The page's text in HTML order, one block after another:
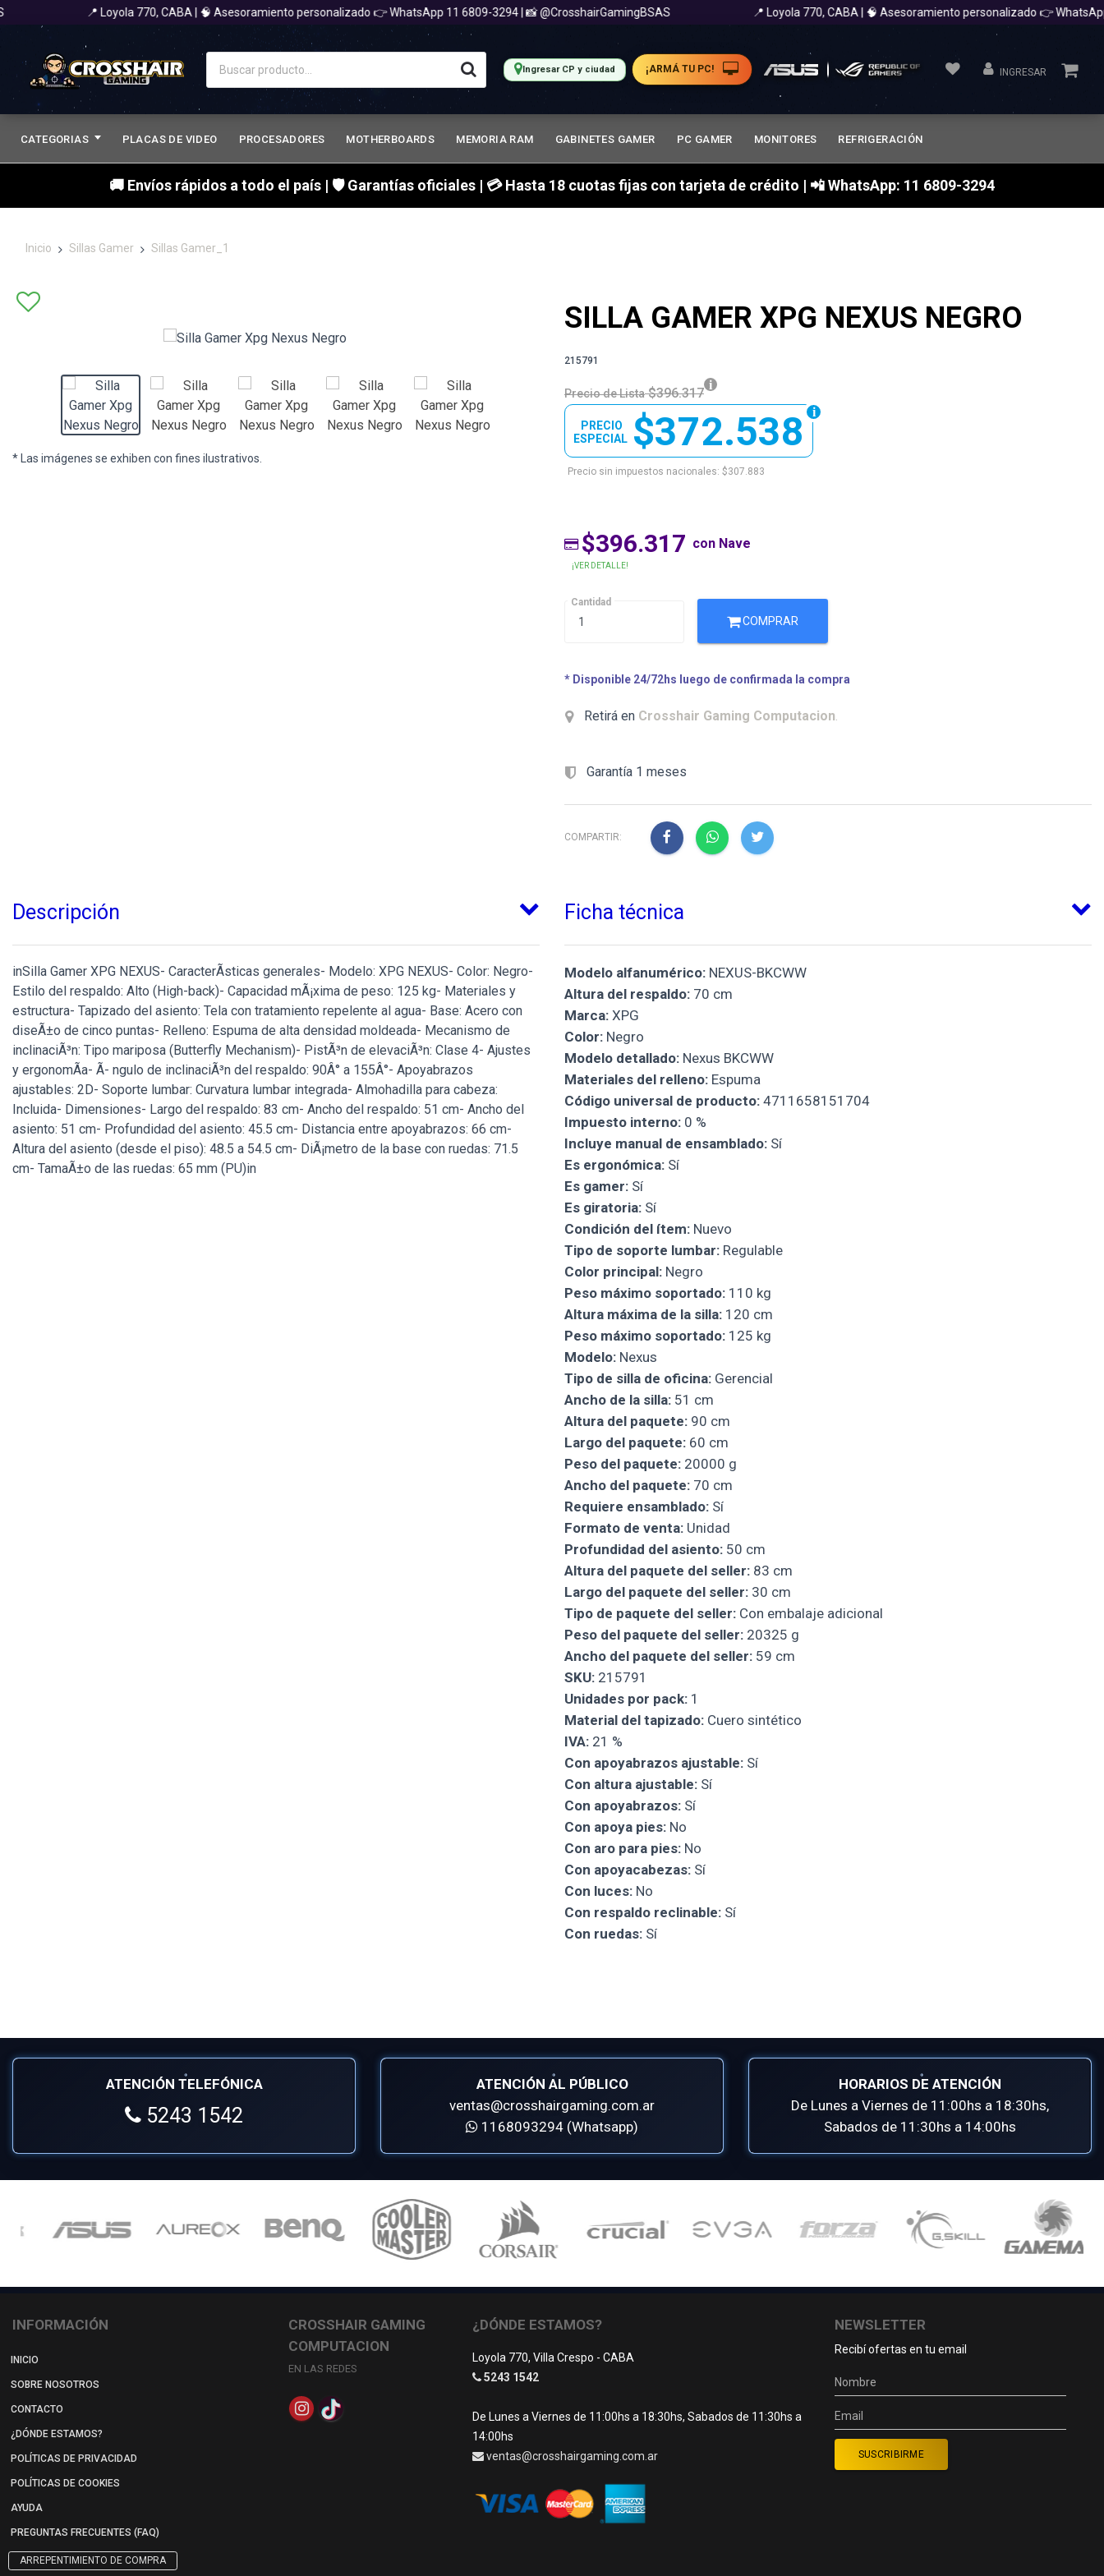
📍 Loyola 770, CABA | 🧠 Asesoramiento personalizado 👉 WhatsApp 11 6809-3294 | 📸 @CrosshairGamingBSAS 📍 Loyola 770, CABA | 🧠 Asesoramiento personalizado 👉 WhatsApp 11
Ingresar CP y ciudad ¡ARMÁ TU PC! INGRESAR
CATEGORIAS PLACAS DE VIDEO PROCESADORES MOTHERBOARDS MEMORIA RAM GABINETES GAMER PC GAMER MONITORES REFRIGERACIÓN
🚚 Envíos rápidos a todo el país | 🛡 Garantías oficiales | 💳 Hasta 18 cuotas fijas con tarjeta de crédito | 📲 WhatsApp: 11 6809-3294
Inicio Sillas Gamer Sillas Gamer_1
* Las imágenes se exhiben con fines ilustrativos.
SILLA GAMER XPG NEXUS NEGRO
215791
Precio de Lista $396.317
$372.538
PRECIO
ESPECIAL
Precio sin impuestos nacionales: $307.883
$396.317 con Nave
¡VER DETALLE!
Cantidad
COMPRAR
* Disponible 24/72hs luego de confirmada la compra
Retirá en Crosshair Gaming Computacion.
Garantía 1 meses
COMPARTIR:
Descripción
inSilla Gamer XPG NEXUS- CaracterÃ­sticas generales- Modelo: XPG NEXUS- Color: Negro-
Estilo del respaldo: Alto (High-back)- Capacidad mÃ¡xima de peso: 125 kg- Materiales y
estructura- Tapizado del asiento: Tela con tratamiento repelente al agua- Base: Acero con
diseÃ±o de cinco puntas- Relleno: Espuma de alta densidad moldeada- Mecanismo de
inclinaciÃ³n: Tipo mariposa (Butterfly Mechanism)- PistÃ³n de elevaciÃ³n: Clase 4- Ajustes
y ergonomÃ­a- Ã- ngulo de inclinaciÃ³n del respaldo: 90Â° a 155Â°- Apoyabrazos
ajustables: 2D- Soporte lumbar: Curvatura lumbar integrada- Almohadilla para cabeza:
Incluida- Dimensiones- Largo del respaldo: 83 cm- Ancho del respaldo: 51 cm- Ancho del
asiento: 51 cm- Profundidad del asiento: 45.5 cm- Distancia entre apoyabrazos: 66 cm-
Altura del asiento (desde el piso): 48.5 a 54.5 cm- DiÃ¡metro de la base con ruedas: 71.5
cm- TamaÃ±o de las ruedas: 65 mm (PU)in
Ficha técnica
Modelo alfanumérico: NEXUS-BKCWW
Altura del respaldo: 70 cm
Marca: XPG
Color: Negro
Modelo detallado: Nexus BKCWW
Materiales del relleno: Espuma
Código universal de producto: 4711658151704
Impuesto interno: 0 %
Incluye manual de ensamblado: Sí
Es ergonómica: Sí
Es gamer: Sí
Es giratoria: Sí
Condición del ítem: Nuevo
Tipo de soporte lumbar: Regulable
Color principal: Negro
Peso máximo soportado: 110 kg
Altura máxima de la silla: 120 cm
Peso máximo soportado: 125 kg
Modelo: Nexus
Tipo de silla de oficina: Gerencial
Ancho de la silla: 51 cm
Altura del paquete: 90 cm
Largo del paquete: 60 cm
Peso del paquete: 20000 g
Ancho del paquete: 70 cm
Requiere ensamblado: Sí
Formato de venta: Unidad
Profundidad del asiento: 50 cm
Altura del paquete del seller: 83 cm
Largo del paquete del seller: 30 cm
Tipo de paquete del seller: Con embalaje adicional
Peso del paquete del seller: 20325 g
Ancho del paquete del seller: 59 cm
SKU: 215791
Unidades por pack: 1
Material del tapizado: Cuero sintético
IVA: 21 %
Con apoyabrazos ajustable: Sí
Con altura ajustable: Sí
Con apoyabrazos: Sí
Con apoya pies: No
Con aro para pies: No
Con apoyacabezas: Sí
Con luces: No
Con respaldo reclinable: Sí
Con ruedas: Sí
ATENCIÓN TELEFÓNICA
5243 1542
ATENCIÓN AL PÚBLICO
ventas@crosshairgaming.com.ar
1168093294 (Whatsapp)
HORARIOS DE ATENCIÓN
De Lunes a Viernes de 11:00hs a 18:30hs,
Sabados de 11:30hs a 14:00hs
INFORMACIÓN
INICIO
SOBRE NOSOTROS
CONTACTO
¿DÓNDE ESTAMOS?
POLÍTICAS DE PRIVACIDAD
POLÍTICAS DE COOKIES
AYUDA
PREGUNTAS FRECUENTES (FAQ)
ARREPENTIMIENTO DE COMPRA
CROSSHAIR GAMING
COMPUTACION
EN LAS REDES
¿DÓNDE ESTAMOS?
Loyola 770, Villa Crespo - CABA
5243 1542
De Lunes a Viernes de 11:00hs a 18:30hs, Sabados de 11:30hs a
14:00hs
ventas@crosshairgaming.com.ar
NEWSLETTER
Recibí ofertas en tu email